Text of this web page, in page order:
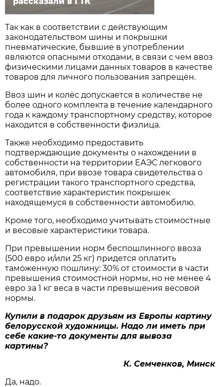
Так как в соответствии с действующим
законодательством шины и покрышки
пневматические, бывшие в употреблении
являются опасными отходами, в связи с чем ввоз
физическими лицами данных товаров в качестве
товаров для личного пользования запрещён.
Ввоз шин и колёс допускается в количестве не
более одного комплекта в течение календарного
года к каждому транспортному средству, которое
находится в собственности физлица.
Также необходимо предоставить
подтверждающие документы о нахождении в
собственности на территории ЕАЭС легкового
автомобиля, при ввозе товара свидетельства о
регистрации такого транспортного средства,
соответствие характеристик покрышек
находящемуся в собственности автомобилю.
Кроме того, необходимо учитывать стоимостные
и весовые характеристики товара.
При превышении норм беспошлинного ввоза
(500 евро и/или 25 кг) придется оплатить
таможенную пошлину: 30% от стоимости в части
превышения стоимостной нормы, но не менее 4
евро за 1 кг веса в части превышения весовой
нормы.
Купили в подарок друзьям из Европы картину
белорусской художницы. Надо ли иметь при
себе какие-то документы для вывоза
картины?
К. Семченков, Минск
Да, надо.